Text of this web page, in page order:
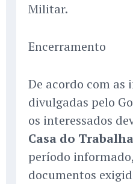
Militar.
Encerramento
De acordo com as
divulgadas pelo
os interessados
Casa do
período
documentos